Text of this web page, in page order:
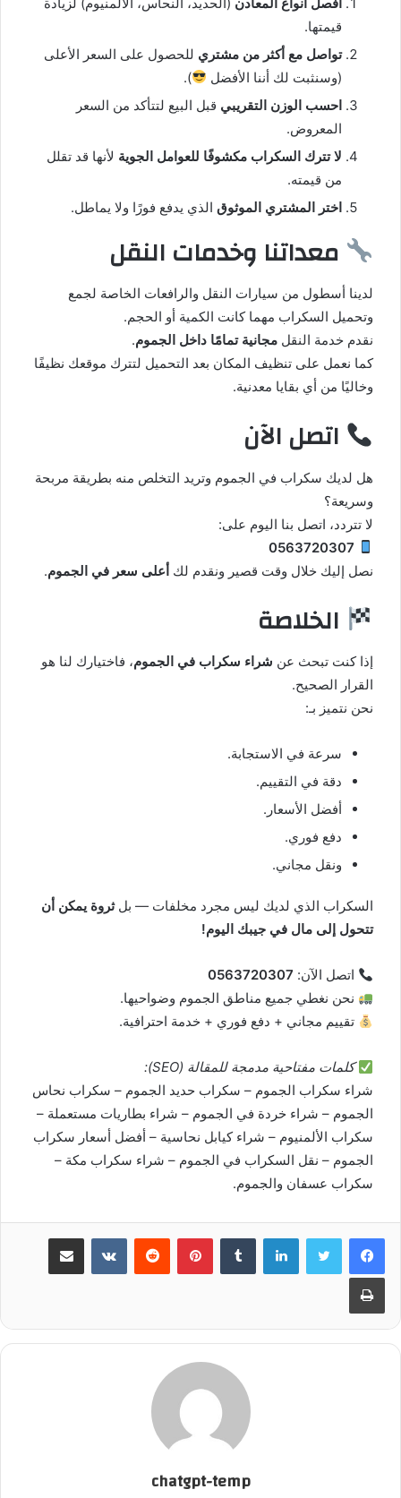
قيمتها.
تواصل مع أكثر من مشتري للحصول على السعر الأعلى
(وسنثبت لك أننا الأفضل
).
احسب الوزن التقريبي قبل البيع لتتأكد من السعر
المعروض.
لا تترك السكراب مكشوفًا للعوامل الجوية لأنها قد تقلل
من قيمته.
اختر المشتري الموثوق الذي يدفع فورًا ولا يماطل.
معداتنا وخدمات النقل
لدينا أسطول من سيارات النقل والرافعات الخاصة لجمع
وتحميل السكراب مهما كانت الكمية أو الحجم.
نقدم خدمة النقل مجانية تمامًا داخل الجموم.
كما نعمل على تنظيف المكان بعد التحميل لتترك موقعك نظيفًا
وخاليًا من أي بقايا معدنية.
اتصل الآن
هل لديك سكراب في الجموم وتريد التخلص منه بطريقة مربحة
وسريعة؟
لا تتردد، اتصل بنا اليوم على:
0563720307
نصل إليك خلال وقت قصير ونقدم لك أعلى سعر في الجموم.
الخلاصة
إذا كنت تبحث عن شراء سكراب في الجموم، فاختيارك لنا هو
القرار الصحيح.
نحن نتميز بـ:
سرعة في الاستجابة.
دقة في التقييم.
أفضل الأسعار.
دفع فوري.
ونقل مجاني.
السكراب الذي لديك ليس مجرد مخلفات — بلثروة يمكن أن
تتحول إلى مال في جيبك اليوم!
اتصل الآن: 0563720307
نحن نغطي جميع مناطق الجموم وضواحيها.
تقييم مجاني + دفع فوري + خدمة احترافية.
كلمات مفتاحية مدمجة للمقالة (SEO):
شراء سكراب الجموم – سكراب حديد الجموم – سكراب نحاس
الجموم – شراء خردة في الجموم – شراء بطاريات مستعملة –
سكراب الألمنيوم – شراء كيابل نحاسية – أفضل أسعار سكراب
الجموم – نقل السكراب في الجموم – شراء سكراب مكة –
سكراب عسفان والجموم.
لينكدإن بينتيريست مشاركة عبر البريد
طباعة
chatgpt-temp